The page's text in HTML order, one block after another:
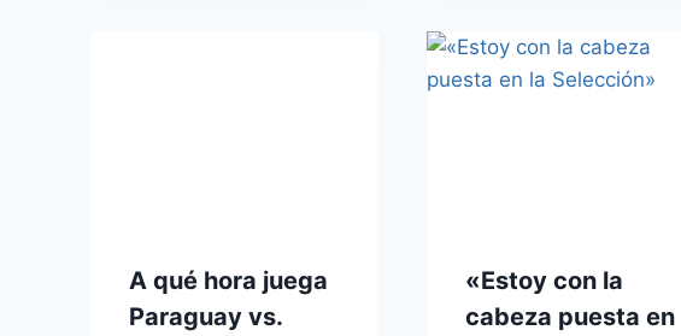
A qué hora juega
Paraguay vs.
«Estoy con la
cabeza puesta en